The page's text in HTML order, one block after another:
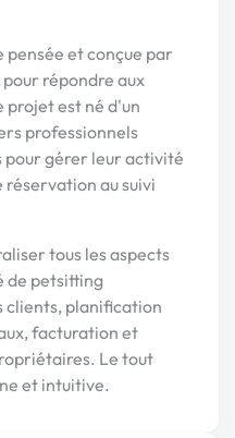
et conçue par
répondre aux
projet est né d'un
professionnels
pour gérer leur activité
réservation au suivi
tous les aspects
de petsitting
clients, planification
facturation et
Le tout
et intuitive.